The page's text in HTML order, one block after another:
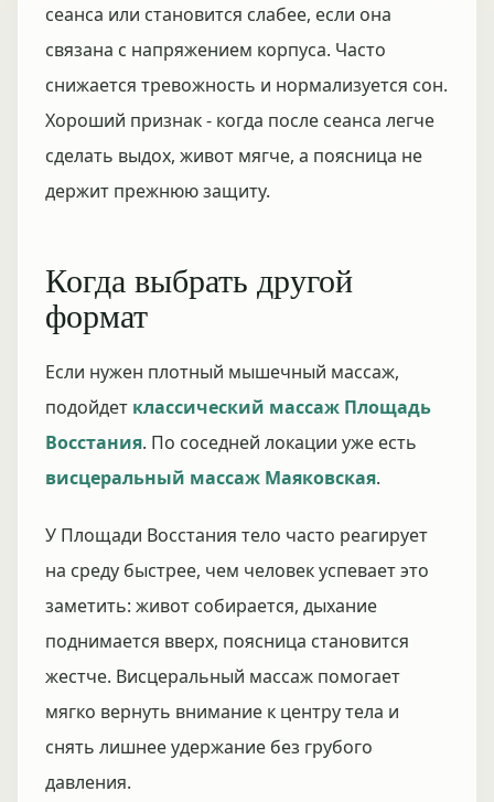
сеанса или становится слабее, если она
связана с напряжением корпуса. Часто
снижается тревожность и нормализуется сон.
Хороший признак - когда после сеанса легче
сделать выдох, живот мягче, а поясница не
держит прежнюю защиту.
Когда выбрать другой
формат
Если нужен плотный мышечный массаж,
подойдет классический массаж Площадь
Восстания. По соседней локации уже есть
висцеральный массаж Маяковская.
У Площади Восстания тело часто реагирует
на среду быстрее, чем человек успевает это
заметить: живот собирается, дыхание
поднимается вверх, поясница становится
жестче. Висцеральный массаж помогает
мягко вернуть внимание к центру тела и
снять лишнее удержание без грубого
давления.